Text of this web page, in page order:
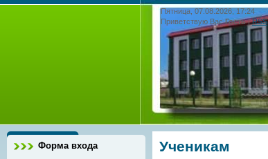
Пятница, 07.08.2026, 17:24
Приветствую Вас Гость|RSS
Форма входа Ученикам